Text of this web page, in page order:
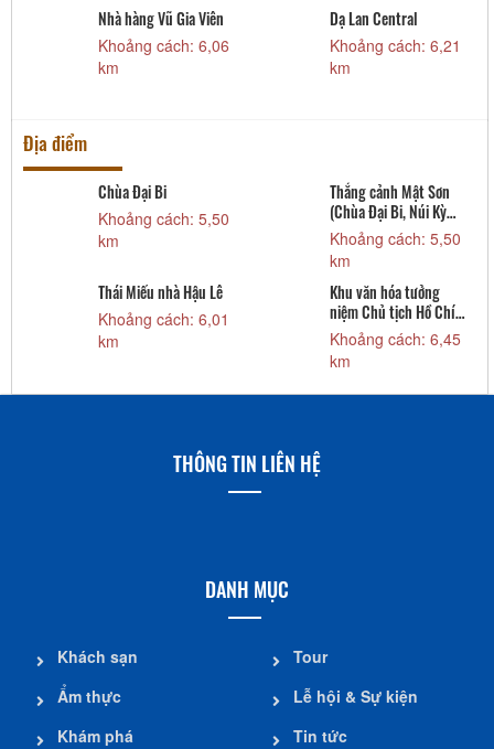
Nhà hàng Vũ Gia Viên
Khoảng cách: 6,06
km
Dạ Lan Central
Khoảng cách: 6,21
km
Địa điểm
Chùa Đại Bi
Khoảng cách: 5,50
km
Thắng cảnh Mật Sơn
(Chùa Đại Bi, Núi Kỳ
Lân)
Khoảng cách: 5,50
km
Thái Miếu nhà Hậu Lê
Khoảng cách: 6,01
km
Khu văn hóa tưởng
niệm Chủ tịch Hồ Chí
Minh
Khoảng cách: 6,45
km
THÔNG TIN LIÊN HỆ
DANH MỤC
Khách sạn
Ẩm thực
Khám phá
Tour
Lễ hội & Sự kiện
Tin tức